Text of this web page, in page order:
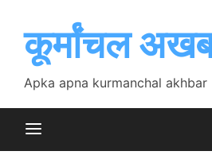
contentकूर्मांचल
Apka apna kurmanchal akhbar